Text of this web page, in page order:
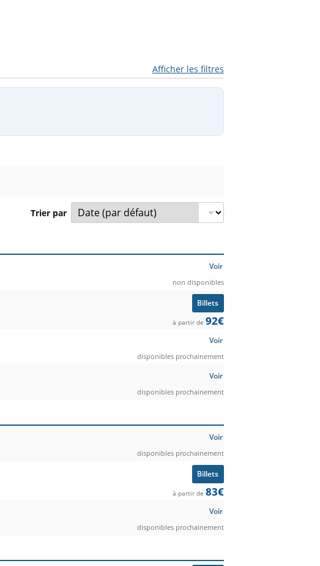
Afficher les filtres
Trier par
compétition et prix à partir de.
Voir
non disponibles
Billets
à partir de 92€
Voir
disponibles prochainement
Voir
disponibles prochainement
Voir
disponibles prochainement
Billets
à partir de 83€
Voir
disponibles prochainement